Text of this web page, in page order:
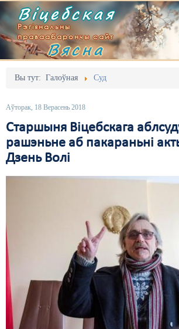
Віцебская
Рэгіянальны
праваабарончы сайт
Вясна
Вы тут: Галоўная Суд
Аўторак, 18 Верасень 2018
Старшыня Віцебскага
рашэньне аб пакараньні
Дзень Волі
Галоўная
Адміністрацыйны перасьлед
Безбар'ернае асяродзьдзе
Выбары
Карная псыхіятрыя
КПЧ ААН
Культурныя правы
Выданьні
Кантакт
Пра нас